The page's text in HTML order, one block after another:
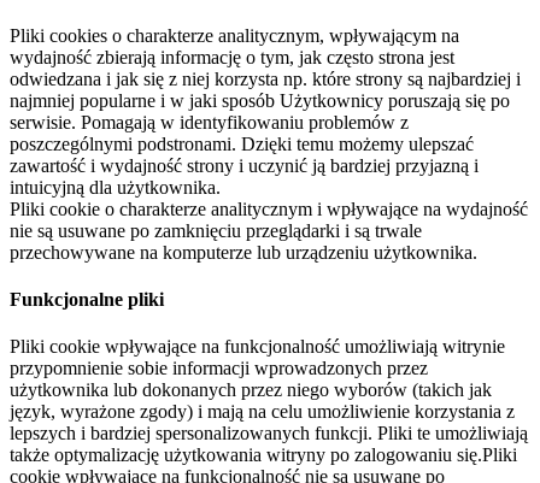
Pliki cookies o charakterze analitycznym, wpływającym na
wydajność zbierają informację o tym, jak często strona jest
odwiedzana i jak się z niej korzysta np. które strony są najbardziej i
najmniej popularne i w jaki sposób Użytkownicy poruszają się po
serwisie. Pomagają w identyfikowaniu problemów z
poszczególnymi podstronami. Dzięki temu możemy ulepszać
zawartość i wydajność strony i uczynić ją bardziej przyjazną i
intuicyjną dla użytkownika.
Pliki cookie o charakterze analitycznym i wpływające na wydajność
nie są usuwane po zamknięciu przeglądarki i są trwale
przechowywane na komputerze lub urządzeniu użytkownika.
Funkcjonalne pliki
Pliki cookie wpływające na funkcjonalność umożliwiają witrynie
przypomnienie sobie informacji wprowadzonych przez
użytkownika lub dokonanych przez niego wyborów (takich jak
język, wyrażone zgody) i mają na celu umożliwienie korzystania z
lepszych i bardziej spersonalizowanych funkcji. Pliki te umożliwiają
także optymalizację użytkowania witryny po zalogowaniu się.Pliki
cookie wpływające na funkcjonalność nie są usuwane po